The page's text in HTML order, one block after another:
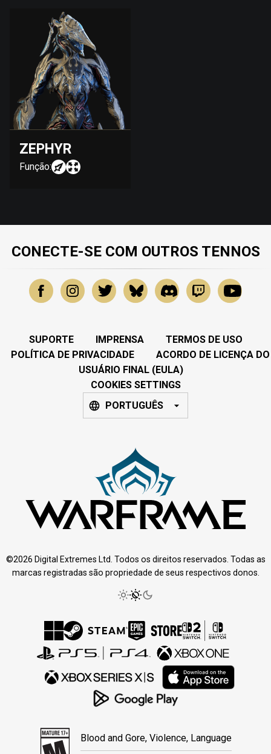
ZEPHYR
Função:
CONECTE-SE COM OUTROS TENNOS
SUPORTE IMPRENSA
TERMOS DE USO
POLÍTICA DE PRIVACIDADE
ACORDO DE LICENÇA DO
USUÁRIO FINAL (EULA)
COOKIES SETTINGS
PORTUGUÊS
©2026 Digital Extremes Ltd. Todos os direitos reservados. Todas as
marcas registradas são propriedade de seus respectivos donos.
Blood and Gore, Violence, Language